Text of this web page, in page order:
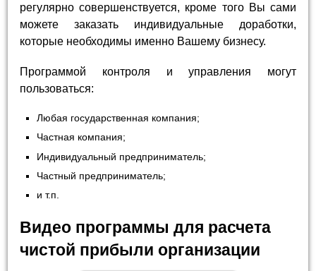
регулярно совершенствуется, кроме того Вы сами
можете заказать индивидуальные доработки,
которые необходимы именно Вашему бизнесу.
Программой контроля и управления могут
пользоваться:
Любая государственная компания;
Частная компания;
Индивидуальный предприниматель;
Частный предприниматель;
и т.п.
Видео программы для расчета
чистой прибыли организации